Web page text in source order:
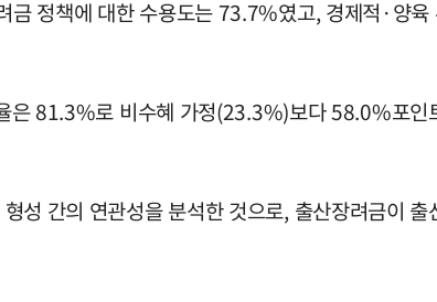
금 정책에 대한 수용도는 73.7%였고, 경제적·양
은 81.3%로 비수혜 가정(23.3%)보다 58.0%포
성 간의 연관성을 분석한 것으로, 출산장려금이